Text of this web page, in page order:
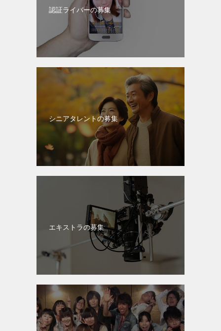
認証ライバーの募集
シニアタレントの募集
エキストラの募集